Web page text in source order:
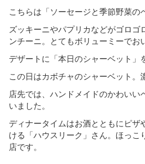
こちらは「ソーセージと季節野菜の
ズッキーニやパプリカなどがゴロゴ
ンチーニ。とてもボリューミーでお
デザートに「本日のシャーベット」
この日はカボチャのシャーベット。
店先では、ハンドメイドのかわいい
いました。
ディナータイムはお酒とともにピザ
ける「ハウスリーク」さん。ほっこ
店です。